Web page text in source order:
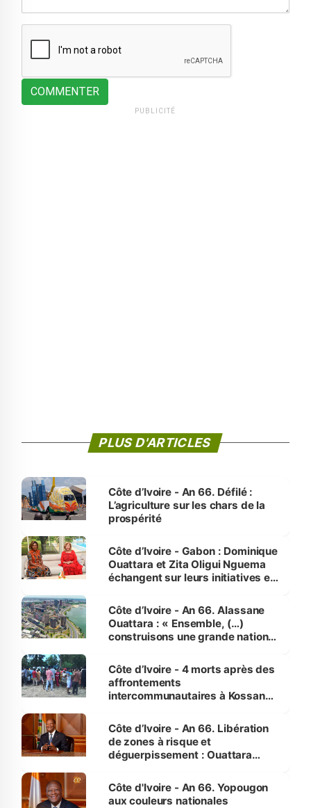
COMMENTER
PUBLICITÉ
PLUS D'ARTICLES
Côte d’Ivoire - An 66. Défilé :
L’agriculture sur les chars de la
prospérité
Côte d’Ivoire - Gabon : Dominique
Ouattara et Zita Oligui Nguema
échangent sur leurs initiatives en
enfants
Côte d’Ivoire - An 66. Alassane
Ouattara : « Ensemble, (…)
construisons une grande nation
générations futures »
Côte d’Ivoire - 4 morts après des
affrontements
intercommunautaires à Kossandji
milieu des sinistrés
Côte d’Ivoire - An 66. Libération
de zones à risque et
déguerpissement : Ouattara
l'Etat de droit pour préserver les
vies humaines »
Côte d'Ivoire - An 66. Yopougon
aux couleurs nationales